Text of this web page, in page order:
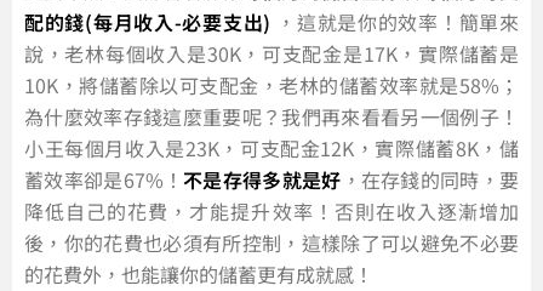
配的錢(每月收入-必要支出) ，這就是你的效率！簡單來
說，老林每個收入是30K，可支配金是17K，實際儲蓄是
10K，將儲蓄除以可支配金，老林的儲蓄效率就是58%；
為什麼效率存錢這麼重要呢？我們再來看看另一個例子！
小王每個月收入是23K，可支配金12K，實際儲蓄8K，儲
蓄效率卻是67%！不是存得多就是好 ，在存錢的同時，要
降低自己的花費，才能提升效率！否則在收入逐漸增加
後，你的花費也必須有所控制，這樣除了可以避免不必要
的花費外，也能讓你的儲蓄更有成就感！